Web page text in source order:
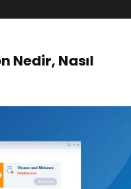
Nedir, Nasıl